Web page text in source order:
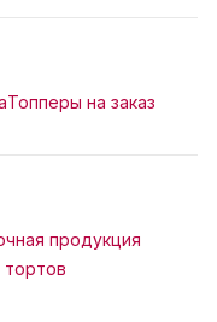
Топперы на заказ
продукция